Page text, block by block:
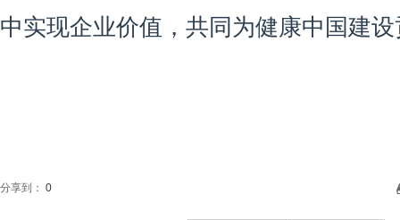
中实现企业价值，共同为健康中国建
分享到： 0